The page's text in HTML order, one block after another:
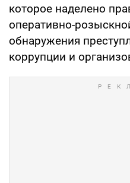
которое наделено
оперативно-
обнаружения
коррупции и